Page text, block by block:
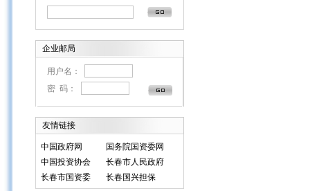
企业邮局
用户名：
密 码：
友情链接
中国政府网
国务院国资委网
中国投资协会
长春市人民政府
长春市国资委
长春国兴担保